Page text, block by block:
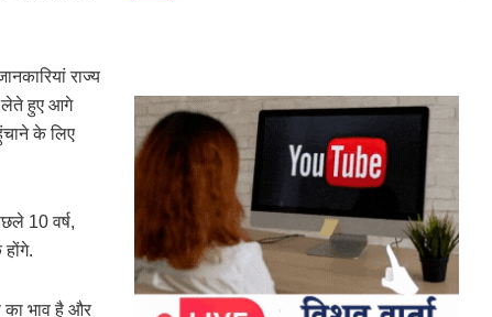
राज्य
लेते हुए आगे
के लिए
10 वर्ष,
होंगे.
का भाव है और